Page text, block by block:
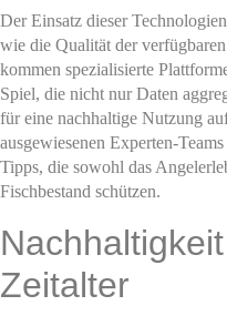
Der Einsatz dieser
wie die Qualität der
kommen spezialisierte
Spiel, die nicht nur Daten
für eine nachhaltige Nutzung
ausgewiesenen Experten-
Tipps, die sowohl das
Fischbestand schützen.
Zeitalter